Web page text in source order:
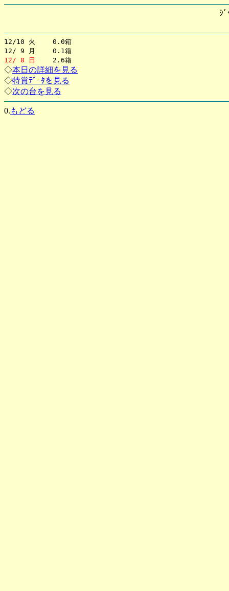
ｼ
12/10 火 0.0箱
12/ 9 月 0.1箱
12/ 8 日
2.6箱
◇本日の詳細を見る
◇特賞ﾃﾞｰﾀを見る
◇次の台を見る
0. もどる